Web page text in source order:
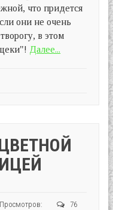
что придется
они не очень
в этом
Далее...
Просмотров:
76